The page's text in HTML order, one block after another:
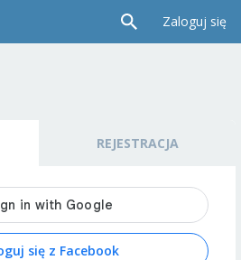
Zaloguj się
REJESTRACJA
się z Facebook